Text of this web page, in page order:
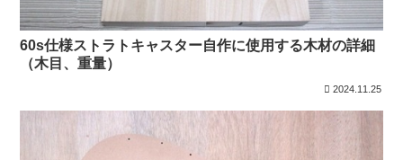
60s仕様ストラトキャスター自作に使用する木材の詳細
（木目、重量）
2024.11.25